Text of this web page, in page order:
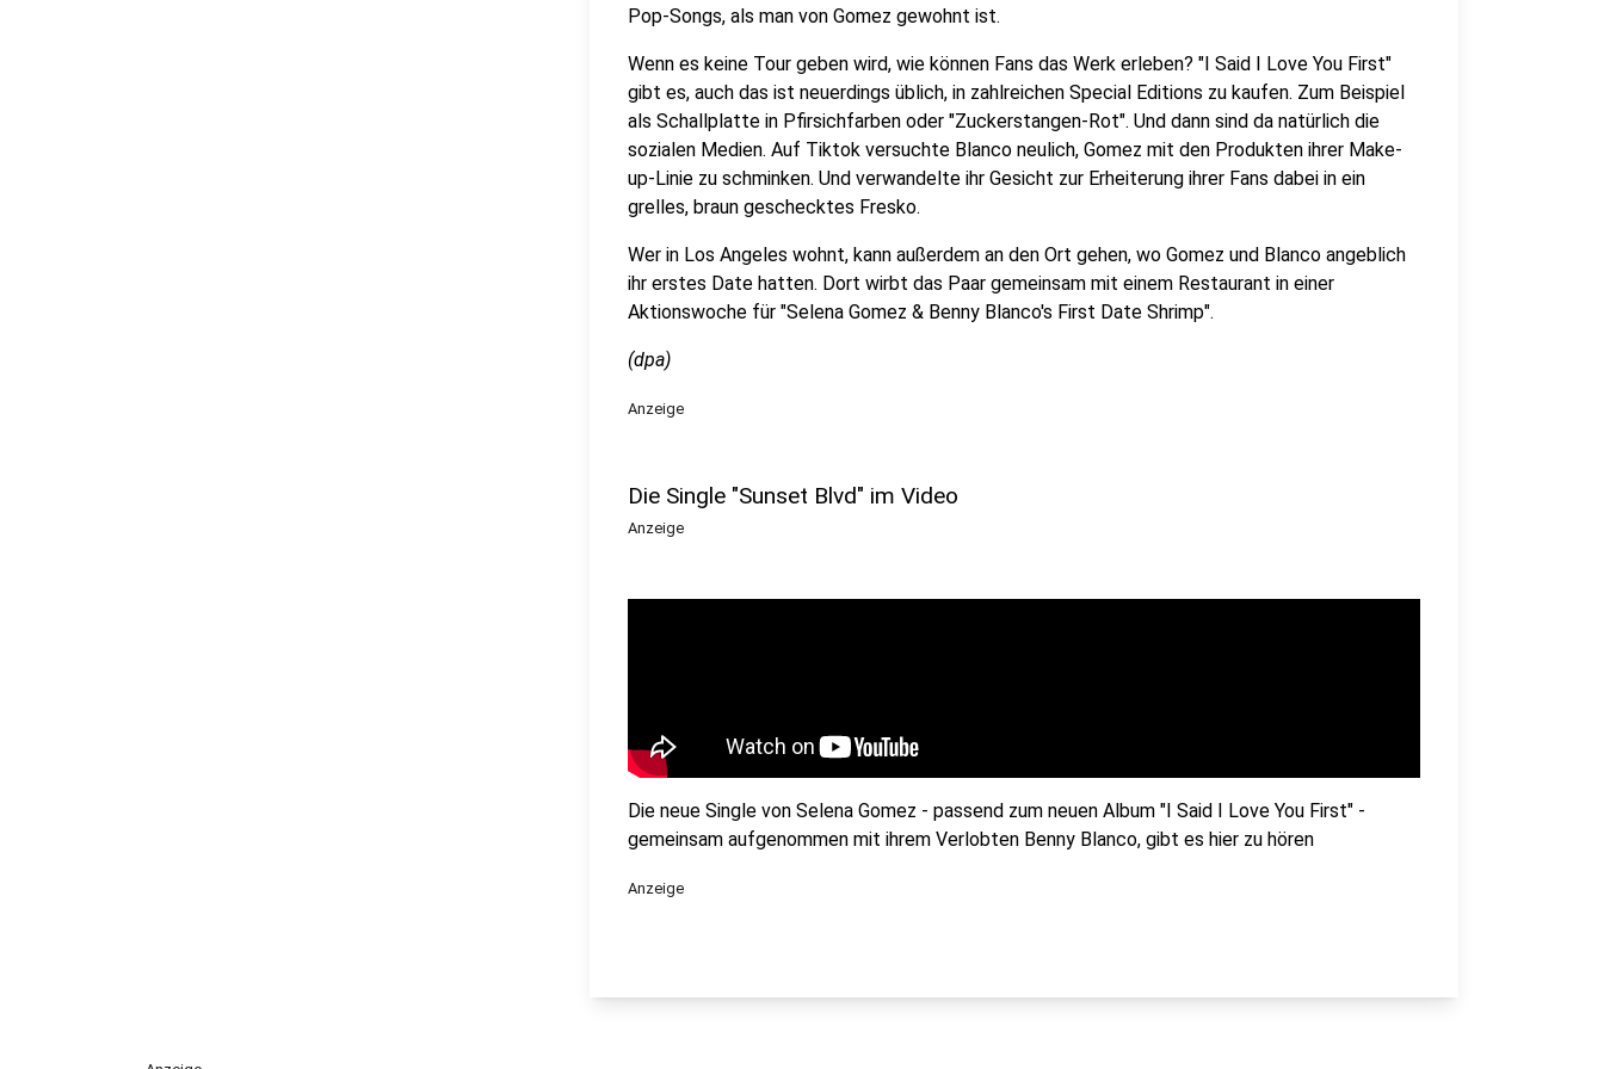
Pop-Songs, als man von Gomez gewohnt ist.
Wenn es keine Tour geben wird, wie können Fans das Werk erleben? "I Said I Love You First"
gibt es, auch das ist neuerdings üblich, in zahlreichen Special Editions zu kaufen. Zum Beispiel
als Schallplatte in Pfirsichfarben oder "Zuckerstangen-Rot". Und dann sind da natürlich die
sozialen Medien. Auf Tiktok versuchte Blanco neulich, Gomez mit den Produkten ihrer Make-
up-Linie zu schminken. Und verwandelte ihr Gesicht zur Erheiterung ihrer Fans dabei in ein
grelles, braun geschecktes Fresko.
Wer in Los Angeles wohnt, kann außerdem an den Ort gehen, wo Gomez und Blanco angeblich
ihr erstes Date hatten. Dort wirbt das Paar gemeinsam mit einem Restaurant in einer
Aktionswoche für "Selena Gomez & Benny Blanco's First Date Shrimp".
(dpa)
Anzeige
Die Single "Sunset Blvd" im Video
Anzeige
Die neue Single von Selena Gomez - passend zum neuen Album "I Said I Love You First" -
gemeinsam aufgenommen mit ihrem Verlobten Benny Blanco, gibt es hier zu hören
Anzeige